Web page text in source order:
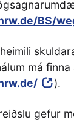
BS/
má
).
gefur